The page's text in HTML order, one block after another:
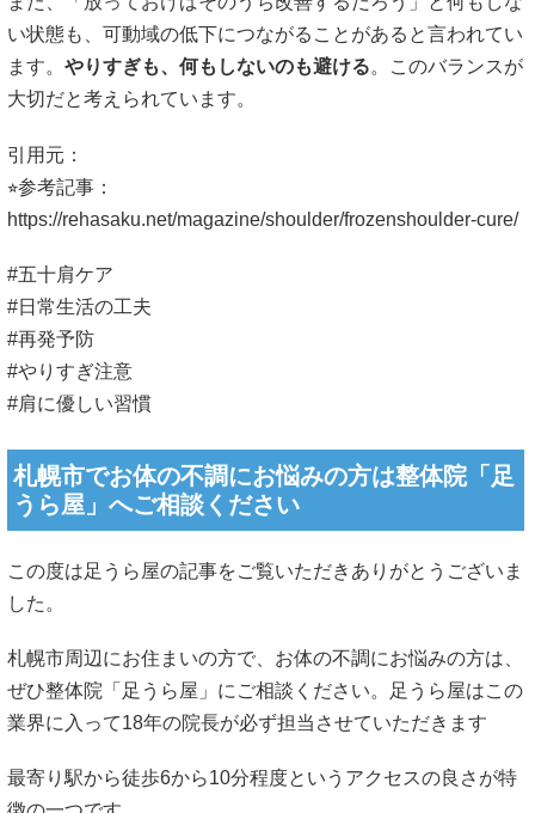
い状態も、可動域の低下につながることがあると言われてい
ます。 やりすぎも、何もしないのも避ける。このバランスが
大切だと考えられています。
引用元：
⭐︎参考記事：
https://rehasaku.net/magazine/shoulder/frozenshoulder-cure/
#五十肩ケア
#日常生活の工夫
#再発予防
#やりすぎ注意
#肩に優しい習慣
札幌市でお体の不調にお悩みの方は整体院「足
うら屋」へご相談ください
この度は足うら屋の記事をご覧いただきありがとうございま
した。
札幌市周辺にお住まいの方で、お体の不調にお悩みの方は、
ぜひ整体院「足うら屋」にご相談ください。足うら屋はこの
業界に入って18年の院長が必ず担当させていただきます
最寄り駅から徒歩6から10分程度というアクセスの良さが特